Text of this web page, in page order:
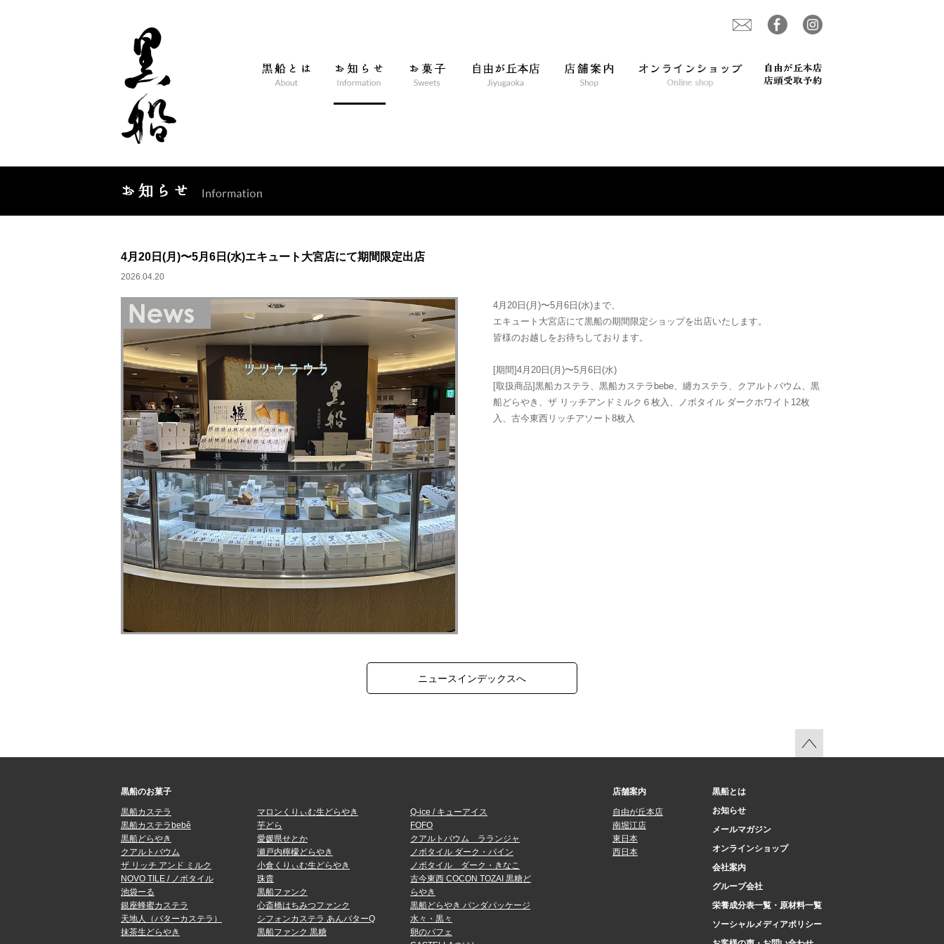
4月20日(月)〜5月6日(水)エキュート大宮店にて期間限定出店
2026.04.20
4月20日(月)〜5月6日(水)まで、
エキュート大宮店にて黒船の期間限定ショップを出店いたします。
皆様のお越しをお待ちしております。
[期間]4月20日(月)〜5月6日(水)
[取扱商品]黒船カステラ、黒船カステラbebe、纏カステラ、クアルトバウム、黒
船どらやき、ザ リッチアンドミルク６枚入、ノボタイル ダークホワイト12枚
入、古今東西リッチアソート8枚入
ニュースインデックスへ
黒船のお菓子
黒船カステラ
黒船カステラbebê
黒船どらやき
クアルトバウム
ザ リッチ アンド ミルク
NOVO TILE / ノボタイル
池袋ーる
銀座蜂蜜カステラ
天地人（バターカステラ）
抹茶生どらやき
マロンくりぃむ生どらやき
芋どら
愛媛県せとか
瀬戸内檸檬どらやき
小倉くりぃむ生どらやき
珠貴
黒船ファンク
心斎橋はちみつファンク
シフォンカステラ あんバターQ
黒船ファンク 黒糖
Q-ice / キューアイス
FOFO
クアルトバウム ラランジャ
ノボタイル ダーク・パイン
ノボタイル ダーク・きなこ
古今東西 COCON TOZAI 黒糖ど
らやき
黒船どらやき パンダパッケージ
水々・黒々
卵のパフェ
店舗案内
自由が丘本店
南堀江店
東日本
西日本
黒船とは
お知らせ
メールマガジン
オンラインショップ
会社案内
グループ会社
栄養成分表一覧・原材料一覧
ソーシャルメディアポリシー